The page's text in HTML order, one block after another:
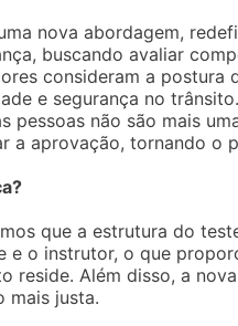
nova abordagem,
buscando avaliar
consideram a
e segurança no
pessoas não são mais
a aprovação, tornando o
que a estrutura do
o instrutor, o que
reside. Além disso, a
mais justa.